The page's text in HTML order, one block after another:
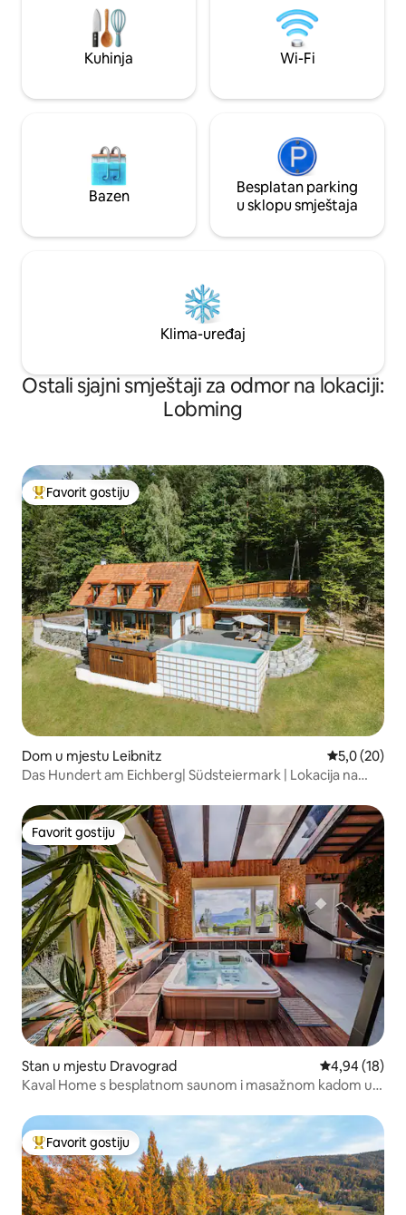
za punjenje električnih automobila 🔥
Luksuzni roštilj na otvorenom 🛏️
Visokokvalitetni kreveti s oprugama
osiguravaju optimalnu udobnost
koristiti sve... tako
nas. Posebno
Kuhinja Wi-Fi
Bazen
Besplatan parking
u sklopu smještaja
Klima-uređaj
Ostali sjajni smještaji za odmor na lokaciji:
Lobming
Glavni favorit gostiju
Favorit gostiju
Dom u mjestu Leibnitz Prosječna
5,0 (20)
Das Hundert am Eichberg| Südsteiermark | Lokacija na
Favorit gostiju
Favorit gostiju
Stan u mjestu Dravograd Prosječna
4,94 (18)
Kaval Home s besplatnom saunom i masažnom kadom u
Glavni favorit gostiju
Favorit gostiju